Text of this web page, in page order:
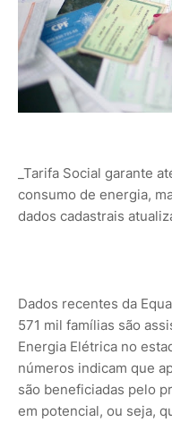
_Tarifa Social garante
consumo de energia,
dados cadastrais
Dados recentes da
571 mil famílias são
Energia Elétrica no
números indicam que
são beneficiadas pelo
em potencial, ou seja,